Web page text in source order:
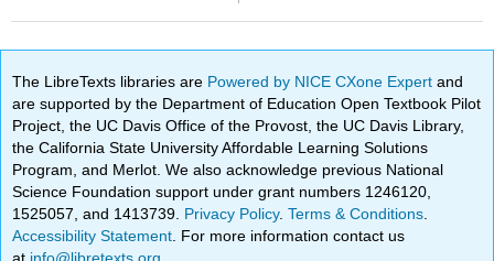
The LibreTexts libraries are Powered by NICE CXone Expertand
are supported by the Department of Education Open Textbook Pilot
Project, the UC Davis Office of the Provost, the UC Davis Library,
the California State University Affordable Learning Solutions
Program, and Merlot. We also acknowledge previous National
Science Foundation support under grant numbers 1246120,
1525057, and 1413739. Privacy Policy.Terms & Conditions
Accessibility Statement . For more information contact us